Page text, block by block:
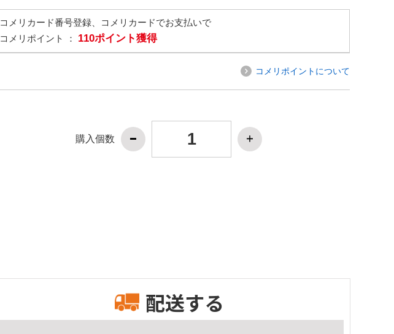
コメリカード番号登録、コメリカードでお支払いで
コメリポイント ： 110ポイント獲得
コメリポイントについて
購入個数
配送する